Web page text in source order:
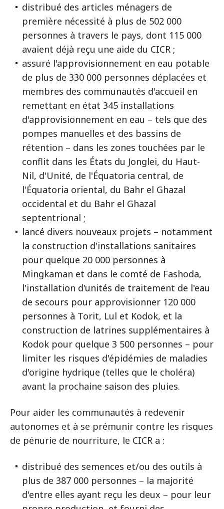
distribué des articles ménagers de
première nécessité à plus de 502 000
personnes à travers le pays, dont 115 000
avaient déjà reçu une aide du CICR ;
assuré l'approvisionnement en eau potable
de plus de 330 000 personnes déplacées et
membres des communautés d'accueil en
remettant en état 345 installations
d'approvisionnement en eau – tels que des
pompes manuelles et des bassins de
rétention – dans les zones touchées par le
conflit dans les États du Jonglei, du Haut-
Nil, d'Unité, de l'Équatoria central, de
l'Équatoria oriental, du Bahr el Ghazal
occidental et du Bahr el Ghazal
septentrional ;
lancé divers nouveaux projets – notamment
la construction d'installations sanitaires
pour quelque 20 000 personnes à
Mingkaman et dans le comté de Fashoda,
l'installation d'unités de traitement de l'eau
de secours pour approvisionner 120 000
personnes à Torit, Lul et Kodok, et la
construction de latrines supplémentaires à
Kodok pour quelque 3 500 personnes – pour
limiter les risques d'épidémies de maladies
d'origine hydrique (telles que le choléra)
avant la prochaine saison des pluies.
Pour aider les communautés à redevenir
autonomes et à se prémunir contre les risques
de pénurie de nourriture, le CICR a :
distribué des semences et/ou des outils à
plus de 387 000 personnes – la majorité
d'entre elles ayant reçu les deux – pour leur